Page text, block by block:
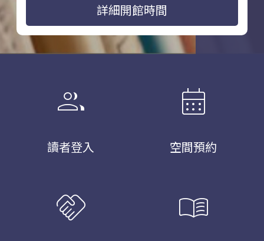
詳細開館時間
group
讀者登入
calendar_month
空間預約
handshake menu_book